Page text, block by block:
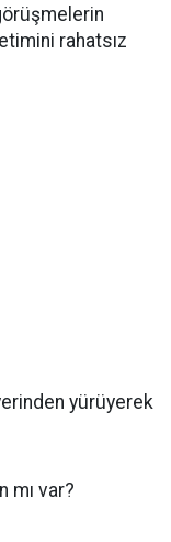
rahatsız
yürüyerek
mı var?